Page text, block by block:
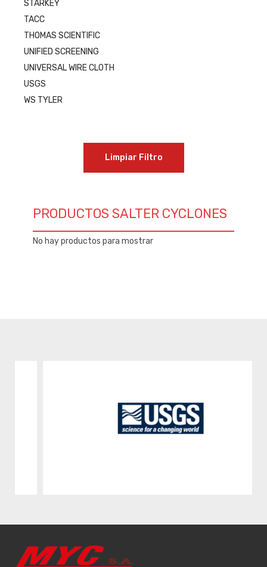
STARKEY
TACC
THOMAS SCIENTIFIC
UNIFIED SCREENING
UNIVERSAL WIRE CLOTH
USGS
WS TYLER
Limpiar Filtro
PRODUCTOS SALTER CYCLONES
No hay productos para mostrar